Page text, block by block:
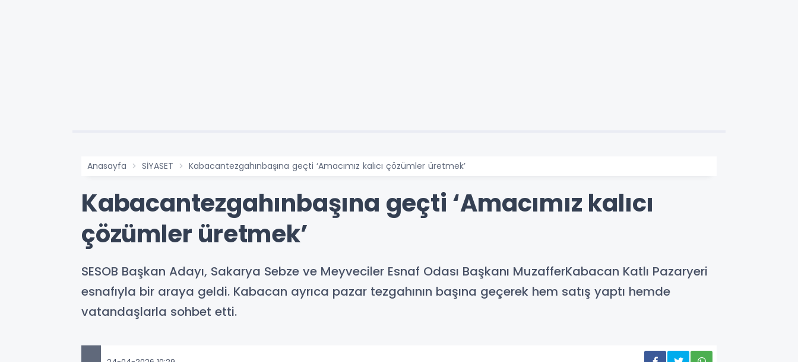
Anasayfa SİYASET Kabacantezgahınbaşına geçti ‘Amacımız kalıcı çözümler üretmek’
Kabacantezgahınbaşına geçti ‘Amacımız kalıcı
çözümler üretmek’
SESOB Başkan Adayı, Sakarya Sebze ve Meyveciler Esnaf Odası Başkanı MuzafferKabacan Katlı Pazaryeri
esnafıyla bir araya geldi. Kabacan ayrıca pazar tezgahının başına geçerek hem satış yaptı hemde
vatandaşlarla sohbet etti.